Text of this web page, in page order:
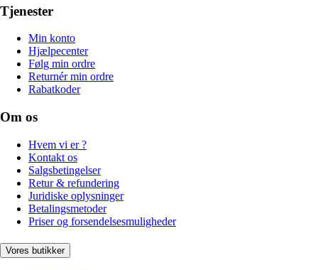
Tjenester
Min konto
Hjælpecenter
Følg min ordre
Returnér min ordre
Rabatkoder
Om os
Hvem vi er ?
Kontakt os
Salgsbetingelser
Retur & refundering
Juridiske oplysninger
Betalingsmetoder
Priser og forsendelsesmuligheder
Vores butikker